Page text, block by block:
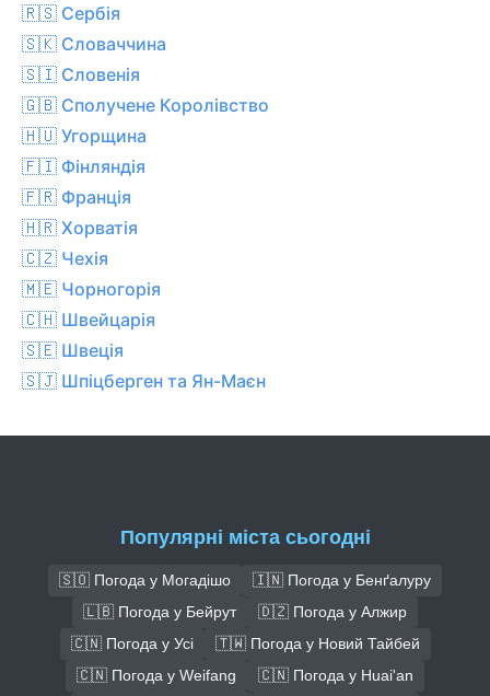
🇷🇸 Сербія
🇸🇰 Словаччина
🇸🇮 Словенія
🇬🇧 Сполучене Королівство
🇭🇺 Угорщина
🇫🇮 Фінляндія
🇫🇷 Франція
🇭🇷 Хорватія
🇨🇿 Чехiя
🇲🇪 Чорногорія
🇨🇭 Швейцарія
🇸🇪 Швеція
🇸🇯 Шпіцберген та Ян-Маєн
Популярні міста сьогодні
🇸🇴 Погода у Могадішо
🇮🇳 Погода у Бенґалуру
🇱🇧 Погода у Бейрут
🇩🇿 Погода у Алжир
🇨🇳 Погода у Усі
🇹🇼 Погода у Новий Тайбей
🇨🇳 Погода у Weifang
🇨🇳 Погода у Huai'an